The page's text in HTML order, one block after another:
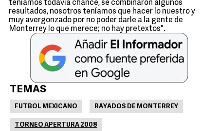
teníamos todavía chance, se combinaron algunos
resultados, nosotros teníamos que hacer lo nuestro y
muy avergonzado por no poder darle a la gente de
Monterrey lo que merece; no hay pretextos".
TEMAS
FUTBOL MEXICANO RAYADOS DE MONTERREY
TORNEO APERTURA 2008